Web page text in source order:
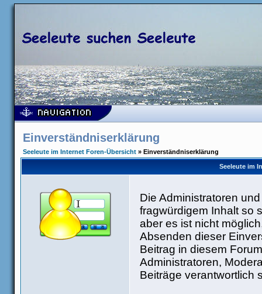
Einverständniserklärung
Seeleute im Internet Foren-Übersicht » Einverständniserklärung
Seeleute im
Die Administratoren
fragwürdigem Inhalt so
aber es ist nicht
Absenden dieser
Beitrag in diesem
Administratoren,
Beiträge verantwortlich